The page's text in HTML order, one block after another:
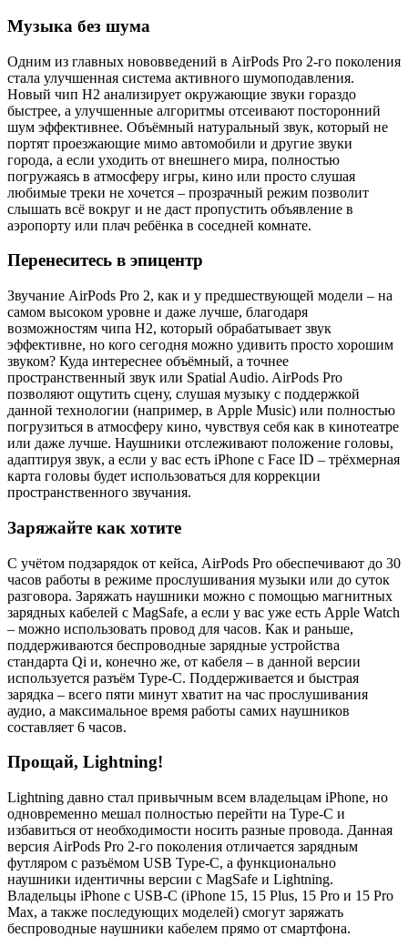
Музыка без шума
Одним из главных нововведений в AirPods Pro 2-го поколения
стала улучшенная система активного шумоподавления.
Новый чип H2 анализирует окружающие звуки гораздо
быстрее, а улучшенные алгоритмы отсеивают посторонний
шум эффективнее. Объёмный натуральный звук, который не
портят проезжающие мимо автомобили и другие звуки
города, а если уходить от внешнего мира, полностью
погружаясь в атмосферу игры, кино или просто слушая
любимые треки не хочется – прозрачный режим позволит
слышать всё вокруг и не даст пропустить объявление в
аэропорту или плач ребёнка в соседней комнате.
Перенеситесь в эпицентр
Звучание AirPods Pro 2, как и у предшествующей модели – на
самом высоком уровне и даже лучше, благодаря
возможностям чипа H2, который обрабатывает звук
эффективне, но кого сегодня можно удивить просто хорошим
звуком? Куда интереснее объёмный, а точнее
пространственный звук или Spatial Audio. AirPods Pro
позволяют ощутить сцену, слушая музыку с поддержкой
данной технологии (например, в Apple Music) или полностью
погрузиться в атмосферу кино, чувствуя себя как в кинотеатре
или даже лучше. Наушники отслеживают положение головы,
адаптируя звук, а если у вас есть iPhone c Face ID – трёхмерная
карта головы будет использоваться для коррекции
пространственного звучания.
Заряжайте как хотите
С учётом подзарядок от кейса, AirPods Pro обеспечивают до 30
часов работы в режиме прослушивания музыки или до суток
разговора. Заряжать наушники можно с помощью магнитных
зарядных кабелей с MagSafe, а если у вас уже есть Apple Watch
– можно использовать провод для часов. Как и раньше,
поддерживаются беспроводные зарядные устройства
стандарта Qi и, конечно же, от кабеля – в данной версии
используется разъём Type-C. Поддерживается и быстрая
зарядка – всего пяти минут хватит на час прослушивания
аудио, а максимальное время работы самих наушников
составляет 6 часов.
Прощай, Lightning!
Lightning давно стал привычным всем владельцам iPhone, но
одновременно мешал полностью перейти на Type-C и
избавиться от необходимости носить разные провода. Данная
версия AirPods Pro 2-го поколения отличается зарядным
футляром с разъёмом USB Type-C, а функционально
наушники идентичны версии с MagSafe и Lightning.
Владельцы iPhone с USB-C (iPhone 15, 15 Plus, 15 Pro и 15 Pro
Max, а также последующих моделей) смогут заряжать
беспроводные наушники кабелем прямо от смартфона.